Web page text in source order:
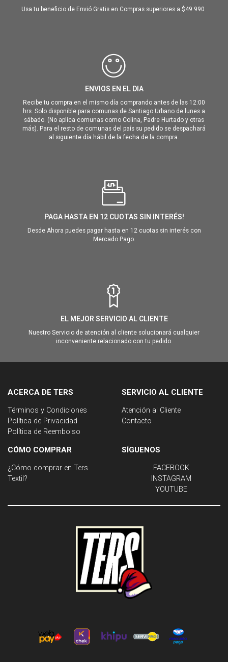
Usa tu beneficio de Envió Gratis en Compras superiores a $49.990
ENVIOS EN EL DIA
Recibe tu compra en el mismo día comprando antes de las 12:00
hrs. Solo disponible para comunas de Santiago Urbano de lunes a
sábado. (No aplica comunas como Colina, Padre Hurtado y otras
más). Para el resto de comunas del país su pedido se despachará
al siguiente día hábil de la fecha de la compra.
PAGA HASTA EN 12 CUOTAS SIN INTERÉS!
Desde Ahora puedes pagar hasta en 12 cuotas sin interés con
Mercado Pago.
EL MEJOR SERVICIO AL CLIENTE
Nuestro Servicio de atención al cliente solucionará cualquier
inconveniente relacionado con tu pedido.
ACERCA DE TERS
Términos y Condiciones
Política de Privacidad
Política de Reembolso
SERVICIO AL CLIENTE
Atención al Cliente
Contacto
CÓMO COMPRAR
¿Cómo comprar en Ters
Textil?
SÍGUENOS
FACEBOOK
INSTAGRAM
YOUTUBE